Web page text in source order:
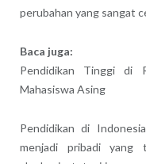
perubahan yang sangat
Baca juga:
Pendidikan Tinggi di
Mahasiswa Asing
Pendidikan di
menjadi pribadi yang